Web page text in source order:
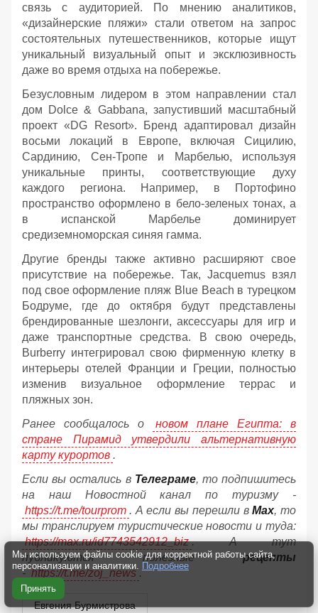
связь с аудиторией. По мнению аналитиков,
«дизайнерские пляжи» стали ответом на запрос
состоятельных путешественников, которые ищут
уникальный визуальный опыт и эксклюзивность
даже во время отдыха на побережье.
Безусловным лидером в этом направлении стал
дом Dolce & Gabbana, запустивший масштабный
проект «DG Resort». Бренд адаптировал дизайн
восьми локаций в Европе, включая Сицилию,
Сардинию, Сен-Тропе и Марбелью, используя
уникальные принты, соответствующие духу
каждого региона. Например, в Портофино
пространство оформлено в бело-зеленых тонах, а
в испанской Марбелье доминирует
средиземноморская синяя гамма.
Другие бренды также активно расширяют свое
присутствие на побережье. Так, Jacquemus взял
под свое оформление пляж Blue Beach в турецком
Бодруме, где до октября будут представлены
брендированные шезлонги, аксессуары для игр и
даже транспортные средства. В свою очередь,
Burberry интегрировал свою фирменную клетку в
интерьеры отелей Франции и Греции, полностью
изменив визуальное оформление террас и
пляжных зон.
Ранее сообщалось о
новом плане Египта: в
стране Пирамид утвердили альтернативную
карту курортов .
Если вы остались в Телеграме, то подпишитесь
на наш Новостной канал по туризму -
https://t.me/tourprom . А если вы перешли вМах, то
мы транслируем туристические новости и туда:
https://max.ru/id7743542912_biz . А тут
публикуются полезныерецепты
- https://t.me/zoj_news .
Евгения Бурмистрова
Мы используем файлы cookie для корректной работы сайта,
персонализации и аналитики. Подробнее
Принять